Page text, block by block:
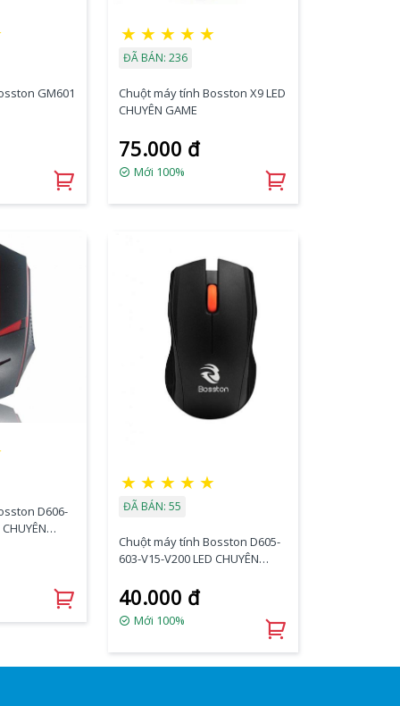
GM601
★ ★ ★ ★ ★
ĐÃ BÁN: 236
Chuột máy tính Bosston X9 LED
CHUYÊN GAME
75.000 đ
Mới 100%
D606-
★ ★ ★ ★ ★
ĐÃ BÁN: 55
Chuột máy tính Bosston D605-
603-V15-V200 LED CHUYÊN
40.000 đ
Mới 100%